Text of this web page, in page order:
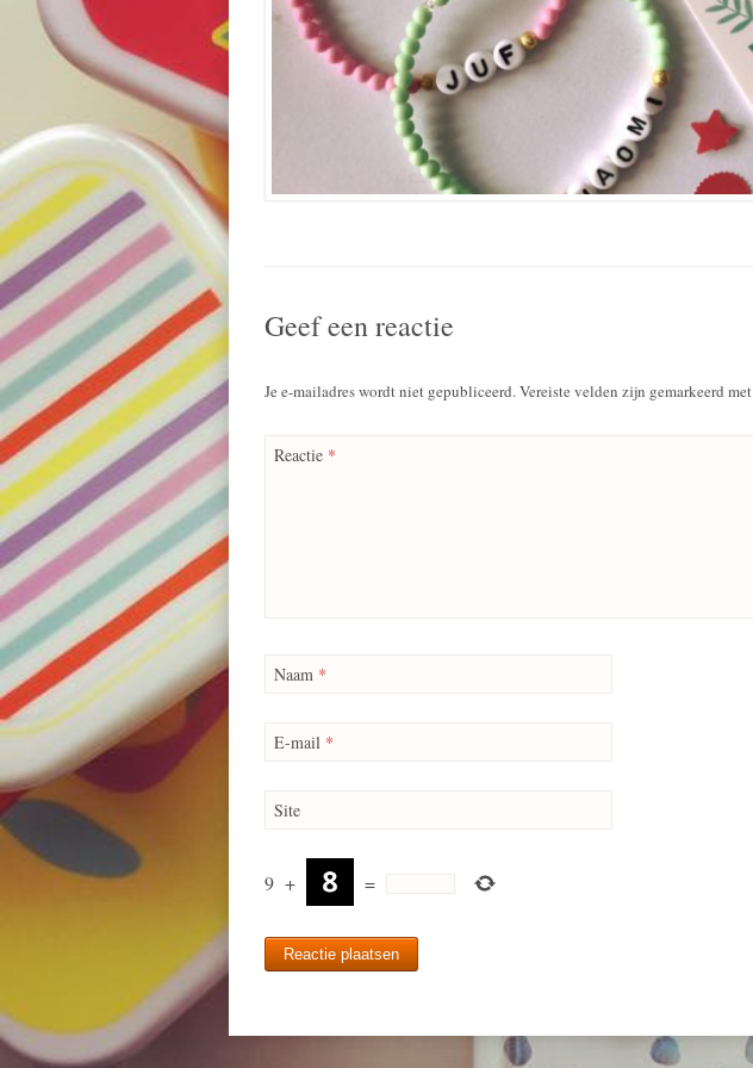
Geef een reactie
Je e-mailadres wordt niet gepubliceerd.Vereiste velden zijn gemarkeerd met
Reactie *
Naam *
E-mail *
Site
9 + =